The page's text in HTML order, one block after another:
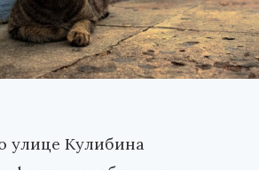
улице Кулибина